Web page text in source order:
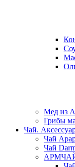
Мед из
Грибы
Чай.
Чай
Чай